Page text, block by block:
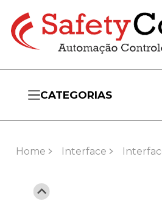
CATEGORIAS
Home Interface